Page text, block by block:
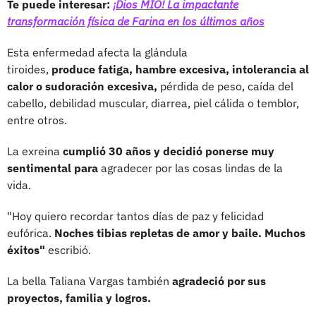
Te puede interesar: ¡Dios MÍO! La impactante
transformación física de Farina en los últimos años
Esta enfermedad afecta la glándula
tiroides, produce fatiga, hambre excesiva, intolerancia al
calor o sudoración excesiva, pérdida de peso, caída del
cabello, debilidad muscular, diarrea, piel cálida o temblor,
entre otros.
La exreina cumplió 30 años y decidió ponerse muy
sentimental para agradecer por las cosas lindas de la
vida.
"Hoy quiero recordar tantos días de paz y felicidad
eufórica. Noches tibias repletas de amor y baile. Muchos
éxitos" escribió.
La bella Taliana Vargas también agradeció por sus
proyectos, familia y logros.